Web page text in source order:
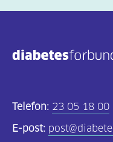
(2817)
(863)
oppskrifter
(725)
Telefon: 23 05 18 00
E-post: